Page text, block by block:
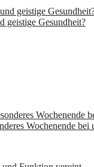
geistige Gesundheit?
Wochenende